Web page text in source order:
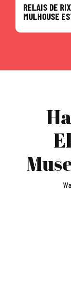
Andere Museen und
RELAIS DE
MULHOUSE